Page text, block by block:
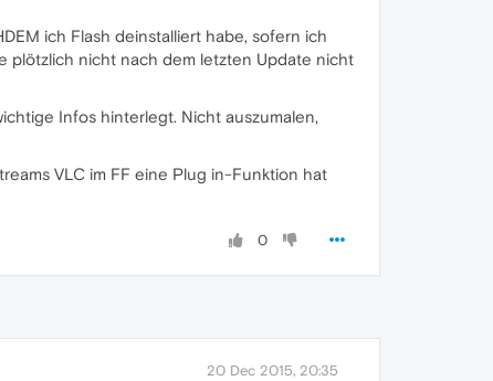
ich Flash deinstalliert habe, sofern ich
plötzlich nicht nach dem letzten Update nicht
Infos hinterlegt. Nicht auszumalen,
VLC im FF eine Plug in-Funktion hat
0
20 Dec 2015, 20:35